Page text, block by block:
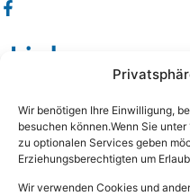
Wir benötigen Ihre Einwilligung,
besuchen können.Wenn Sie
zu optionalen Services geben
Erziehungsberechtigten um
Wir verwenden Cookies und
Links
Wissenswertes
Das sind wir
Damals wie Heute